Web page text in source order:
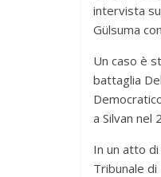
intervista
Gülsuma
Un caso è
battaglia
a Silvan nel
In un atto
Tribunale